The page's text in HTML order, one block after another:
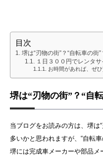
目次
堺は“刃物の街”？“自転車の街”
１日３００円でレンタサ
お時間があれば、ぜ
堺は“刃物の街”？“自
当ブログをお読みの方は、堺は
多いかと思われますが、“自転
堺には完成車メーカーや部品